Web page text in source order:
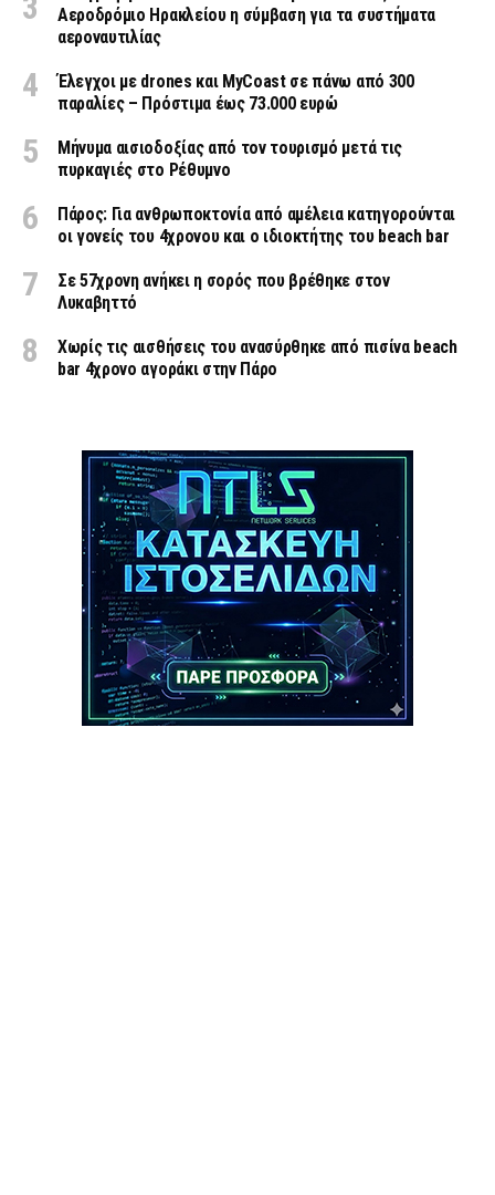
Αεροδρόμιο Ηρακλείου η σύμβαση για τα συστήματα
αεροναυτιλίας
Έλεγχοι με drones και MyCoast σε πάνω από 300
παραλίες – Πρόστιμα έως 73.000 ευρώ
Μήνυμα αισιοδοξίας από τον τουρισμό μετά τις
πυρκαγιές στο Ρέθυμνο
Πάρος: Για ανθρωποκτονία από αμέλεια κατηγορούνται
οι γονείς του 4χρονου και ο ιδιοκτήτης του beach bar
Σε 57χρονη ανήκει η σορός που βρέθηκε στον
Λυκαβηττό
Χωρίς τις αισθήσεις του ανασύρθηκε από πισίνα beach
bar 4χρονο αγοράκι στην Πάρο